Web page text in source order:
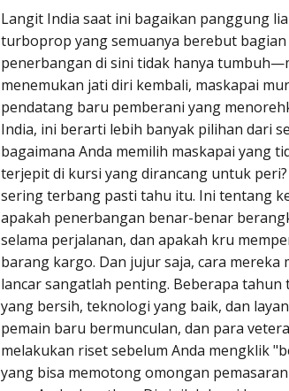
Langit India saat ini bagaikan panggung
turboprop yang semuanya berebut
penerbangan di sini tidak hanya
menemukan jati diri kembali, maskapai
pendatang baru pemberani yang
India, ini berarti lebih banyak pilihan dari
bagaimana Anda memilih maskapai yang
terjepit di kursi yang dirancang untuk
sering terbang pasti tahu itu. Ini tentang
apakah penerbangan benar-benar
selama perjalanan, dan apakah kru
barang kargo. Dan jujur saja, cara
lancar sangatlah penting. Beberapa
yang bersih, teknologi yang baik, dan
pemain baru bermunculan, dan para
melakukan riset sebelum Anda mengklik
yang bisa memotong omongan